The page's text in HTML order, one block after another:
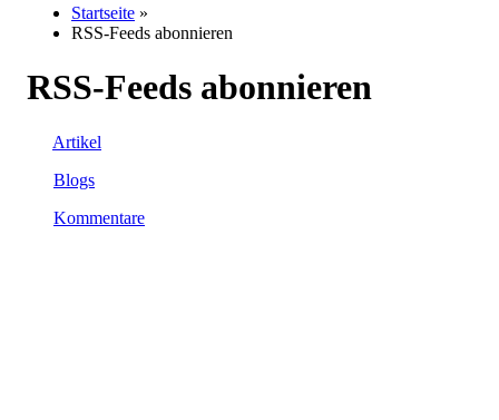
Startseite »
RSS-Feeds abonnieren
RSS-Feeds abonnieren
Artikel
Blogs
Kommentare